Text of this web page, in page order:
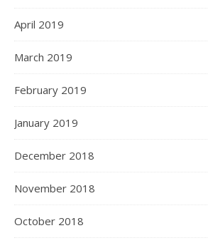
April 2019
March 2019
February 2019
January 2019
December 2018
November 2018
October 2018